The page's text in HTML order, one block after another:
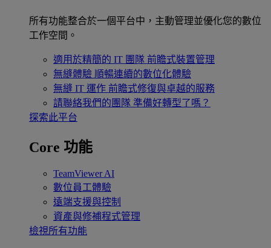
所有功能整合於一個平台中，主動管理並優化您的數位
工作空間。
適用於精簡的 IT 團隊 前瞻式裝置管理
無縫體驗 順暢連續的數位化體驗
無縫 IT 運作 前瞻式修復與卓越的服務
請聯絡我們的團隊 準備好轉型了嗎？
探索此平台
Core 功能
TeamViewer AI
數位員工體驗
遠端支援與控制
資產與修補程式管理
檢視所有功能